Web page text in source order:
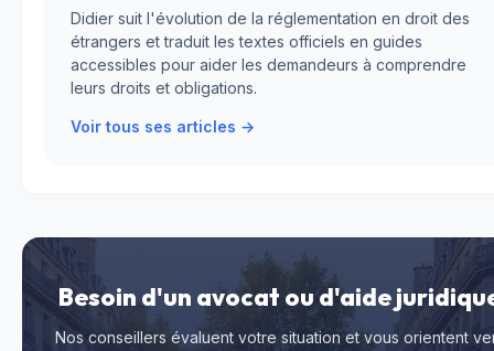
Didier suit l'évolution de la réglementation en droit des
étrangers et traduit les textes officiels en guides
accessibles pour aider les demandeurs à comprendre
leurs droits et obligations.
Voir tous ses articles →
Besoin d'un avocat ou d'aide
Nos conseillers évaluent votre situation et vous orientent